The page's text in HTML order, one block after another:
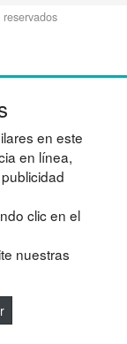
en este
en línea,
clic en el
nuestras